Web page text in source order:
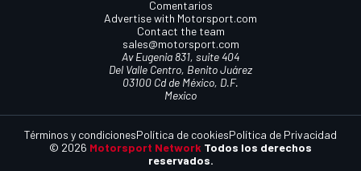
Comentarios
Advertise with Motorsport.com
Contact the team
sales@motorsport.com
Av Eugenia 831, suite 404
Del Valle Centro, Benito Juárez
03100 Cd de México, D.F.
Mexico
© 2026 Motorsport Network Todos los derechos
reservados.
Términos y condicionesPolítica de cookiesPolítica de Privacidad